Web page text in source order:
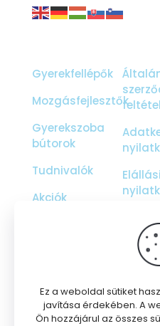
Gyerekfellépők
Mozgásfejlesztők
Gyerekszoba
bútorok
Tudnivalók
Akciók
Elállási
Ez a weboldal sütiket
javítása érdekében. A
Ön hozzájárul az összes